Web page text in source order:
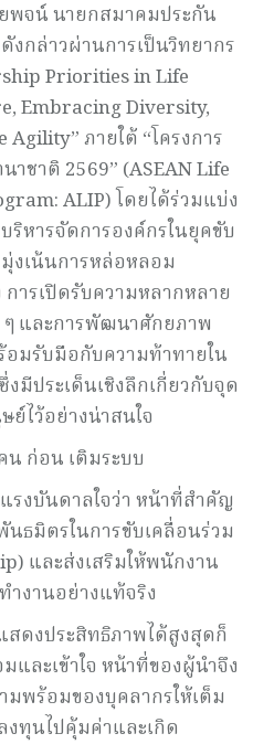
จน์ นายกสมาคมประกัน
งกล่าวผ่านการเป็นวิทยากร
Priorities in Life
Embracing Diversity,
ภายใต้ “โครงการ
ชาติ 2569” (ASEAN Life
ALIP) โดยได้ร่วมแบ่ง
หารจัดการองค์กรในยุคขับ
งเน้นการหล่อหลอม
ารเปิดรับความหลากหลาย
ๆ และการพัฒนาศักยภาพ
มรับมือกับความท้าทายใน
มีประเด็นเชิงลึกเกี่ยวกับจุด
ย์ไว้อย่างน่าสนใจ
ก่อน เติมระบบ
งบันดาลใจว่า หน้าที่สำคัญ
ธมิตรในการขับเคลื่อนร่วม
และส่งเสริมให้พนักงาน
ำงานอย่างแท้จริง
สดงประสิทธิภาพได้สูงสุดก็
ละเข้าใจ หน้าที่ของผู้นำจึง
พร้อมของบุคลากรให้เต็ม
งทุนไปคุ้มค่าและเกิด